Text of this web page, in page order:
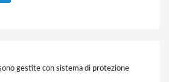
gestite con sistema di protezione